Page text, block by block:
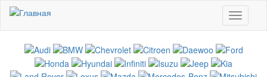
Перейти к основному содержанию
Toggle